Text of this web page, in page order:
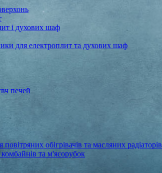
і духових шаф
для електроплит та духових шаф
печей
обігрівачів та масляних радіаторів
та м'ясорубок